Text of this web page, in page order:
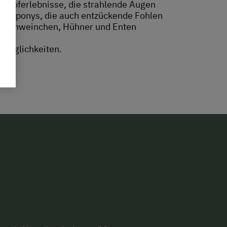
die strahlende Augen
die auch entzückende Fohlen
Hühner und Enten